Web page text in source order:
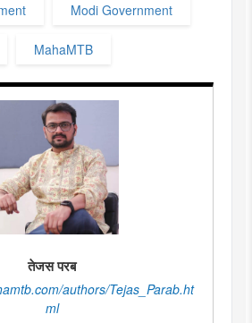
Modi Government
MahaMTB
तेजस परब
authors/Tejas_Parab.ht
ml